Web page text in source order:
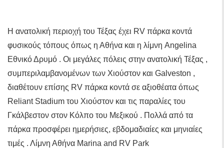
Η ανατολική περιοχή του Τέξας έχει RV πάρκα κοντά
φυσικούς τόπους όπως η Αθήνα και η λίμνη Angelina
Εθνικό Δρυμό . Οι μεγάλες πόλεις στην ανατολική Τέξας ,
συμπεριλαμβανομένων των Χιούστον και Galveston ,
διαθέτουν επίσης RV πάρκα κοντά σε αξιοθέατα όπως
Reliant Stadium του Χιούστον και τις παραλίες του
Γκάλβεστον στον Κόλπο του Μεξικού . Πολλά από τα
πάρκα προσφέρει ημερήσιες, εβδομαδιαίες και μηνιαίες
τιμές . Λίμνη Αθήνα Marina and RV Park